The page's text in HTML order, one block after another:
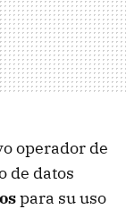
operador de
de datos
para su uso